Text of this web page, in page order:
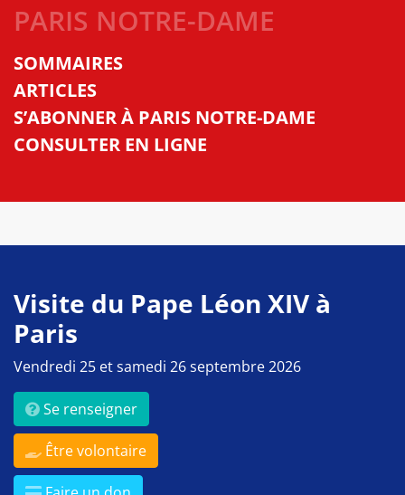
PARIS NOTRE-DAME
SOMMAIRES
ARTICLES
S’ABONNER À PARIS NOTRE-DAME
CONSULTER EN LIGNE
Visite du Pape Léon XIV à
Paris
Vendredi 25 et samedi 26 septembre 2026
Se renseigner
Être volontaire